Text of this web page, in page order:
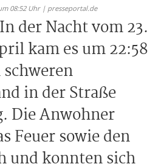
08:52 Uhr | presseportal.de
der Nacht vom 23.
kam es um 22:58
in der Straße
Die Anwohner
Feuer sowie den
und konnten sich